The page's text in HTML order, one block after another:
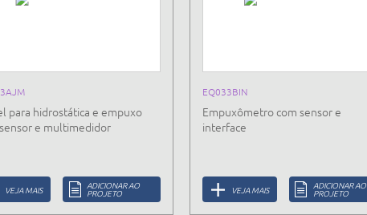
para hidrostática e empuxo
e multimedidor
VEJA MAIS ADICIONAR AO
PROJETO
EQ033BIN
Empuxômetro com sensor e
interface
VEJA MAIS ADICIONAR AO
PROJETO